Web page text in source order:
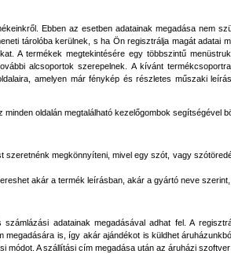
Ebben az esetben adatainak megadása nem
tárolóba kerülnek, s ha Ön regisztrálja magát adatai
A termékek megtekintésére egy többszintű
alcsoportok szerepelnek. A kívánt
amelyen már fénykép és részletes műszaki
oldalán megtalálható kezelőgombok segítségével
szeretnénk megkönnyíteni, mivel egy szót, vagy
akár a termék leírásban, akár a gyártó neve
adatainak megadásával adhat fel. A
is, így akár ajándékot is küldhet
A szállítási cím megadása után az áruházi